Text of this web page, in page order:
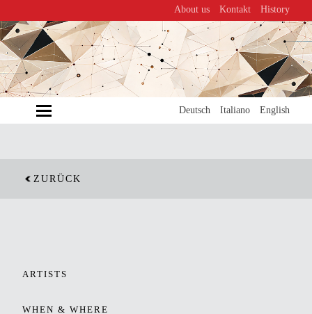
About us Kontakt History
Deutsch Italiano English
ZURÜCK
ARTISTS
WHEN & WHERE